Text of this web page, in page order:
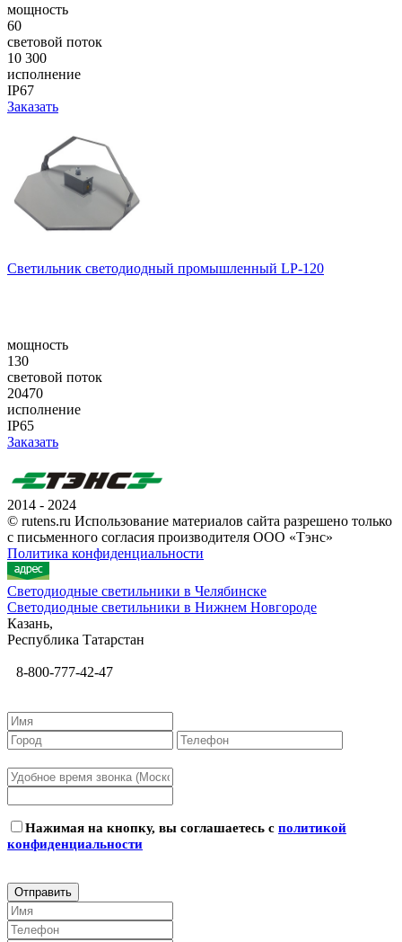
мощность
60
световой поток
10 300
исполнение
IP67
Заказать
Светильник светодиодный промышленный LP-120
мощность
130
световой поток
20470
исполнение
IP65
Заказать
2014 - 2024
© rutens.ru Использование материалов сайта разрешено только
с письменного согласия производителя ООО «Тэнс»
Политика конфиденциальности
Светодиодные светильники в Челябинске
Светодиодные светильники в Нижнем Новгороде
Казань,
Республика Татарстан
8-800-777-42-47
Нажимая на кнопку, вы соглашаетесь с политикой
конфиденциальности